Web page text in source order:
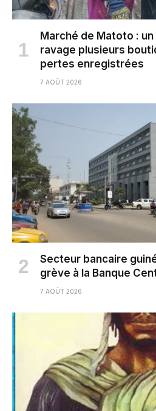
Marché de Matoto :
ravage plusieurs
pertes enregistrées
7 AOÛT 2026
Secteur bancaire
grève à la Banque
7 AOÛT 2026